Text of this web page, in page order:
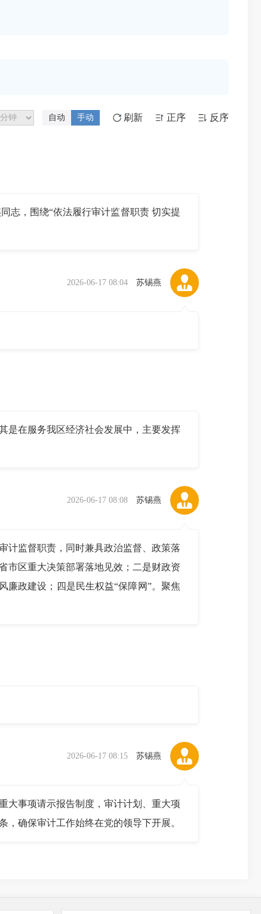
自动 手动 刷新 正序 反序
，围绕“依法履行审计监督职责 切实提
2026-06-17 08:04 苏锡燕
在服务我区经济社会发展中，主要发挥
2026-06-17 08:08 苏锡燕
监督职责，同时兼具政治监督、政策落
市区重大决策部署落地见效；二是财政资
廉政建设；四是民生权益“保障网”。聚焦
2026-06-17 08:15 苏锡燕
事项请示报告制度，审计计划、重大项
确保审计工作始终在党的领导下开展。